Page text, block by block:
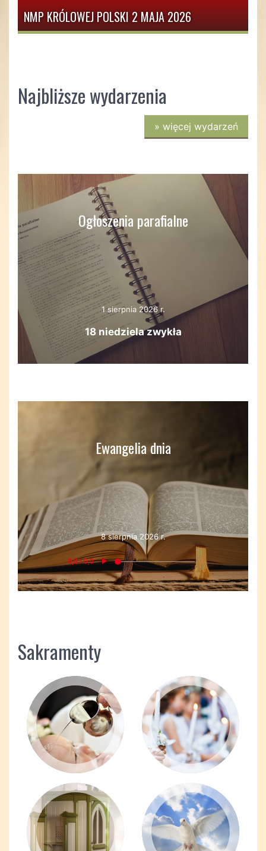
NMP KRÓLOWEJ POLSKI 2 MAJA 2026
Najbliższe wydarzenia
» więcej wydarzeń
Ogłoszenia parafialne
1 sierpnia 2026 r.
18 niedziela zwykła
Ewangelia dnia
8 sierpnia 2026 r.
Sakramenty